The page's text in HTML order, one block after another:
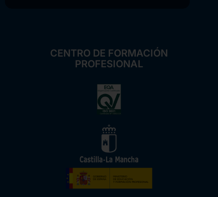
CENTRO DE FORMACIÓN
PROFESIONAL